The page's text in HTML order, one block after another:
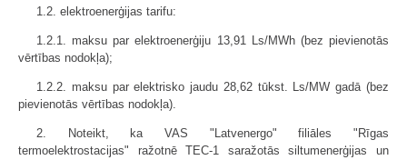
1.2. elektroenerģijas tarifu:
1.2.1. maksu par elektroenerģiju 13,91 Ls/MWh (bez pievienotās
vērtības nodokļa);
1.2.2. maksu par elektrisko jaudu 28,62 tūkst. Ls/MW gadā (bez
pievienotās vērtības nodokļa).
2. Noteikt, ka VAS "Latvenergo" filiāles "Rīgas
termoelektrostacijas" ražotnē TEC-1 saražotās siltumenerģijas un